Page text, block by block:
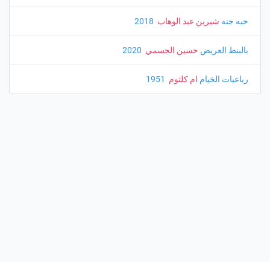
حبه جنه شيرين عبد الوهاب
بالبنط العريض حسين الجسمي
رباعيات الخيام ام كلثوم